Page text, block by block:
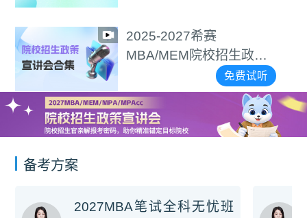
2025-2027希赛
MBA/MEM院校招生政策
免费试听
备考方案
2027MBA笔试全科无忧班